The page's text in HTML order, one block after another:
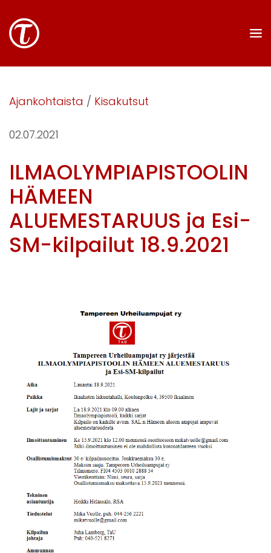
Ajankohtaista / Kisakutsut
02.07.2021
ILMAOLYMPIAPISTOOLIN
HÄMEEN
ALUEMESTARUUS ja Esi-
SM-kilpailut 18.9.2021